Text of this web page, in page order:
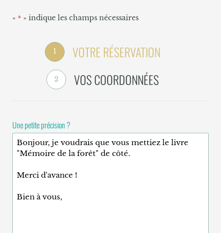
« * » indique les champs nécessaires
1 VOTRE RÉSERVATION
2 VOS COORDONNÉES
Une petite précision ?